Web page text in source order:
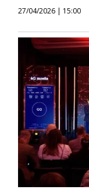
27/04/2026 | 15:00